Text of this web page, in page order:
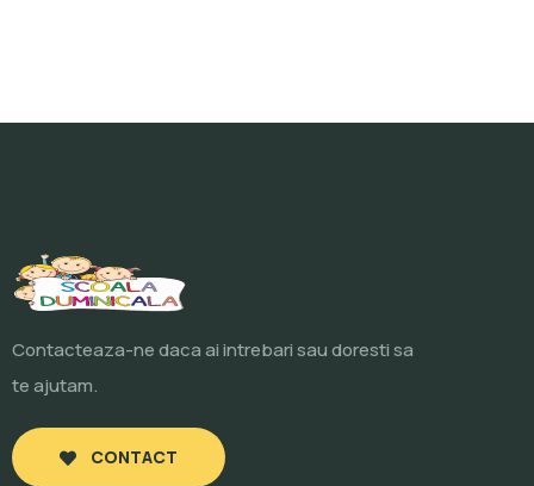
Contacteaza-ne daca ai intrebari sau doresti sa
te ajutam.
CONTACT